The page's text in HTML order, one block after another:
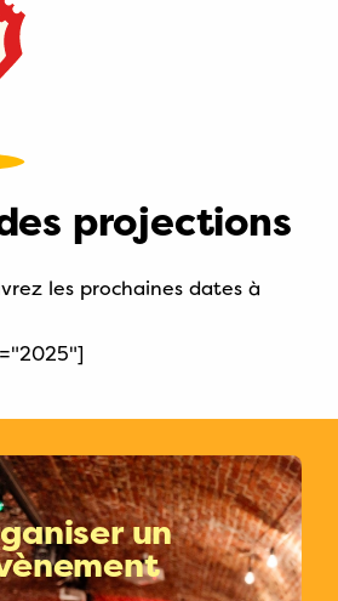
projections
les prochaines dates à
un